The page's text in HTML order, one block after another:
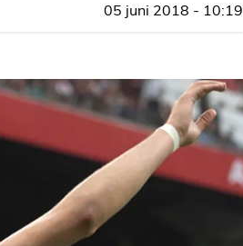
05 juni 2018 - 10:19